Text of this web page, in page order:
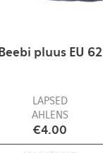
Beebi pluus EU 62
LAPSED
AHLENS
€4.00